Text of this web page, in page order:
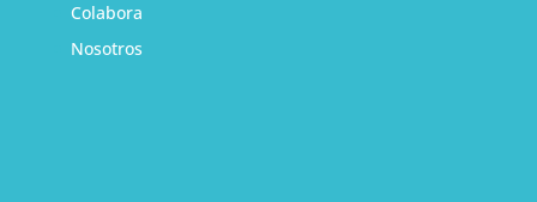
Colabora
Nosotros